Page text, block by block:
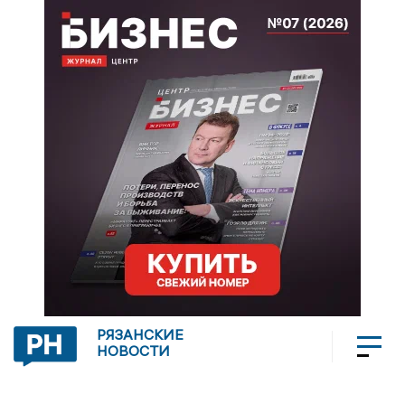
РЯЗАНСКИЕ
НОВОСТИ